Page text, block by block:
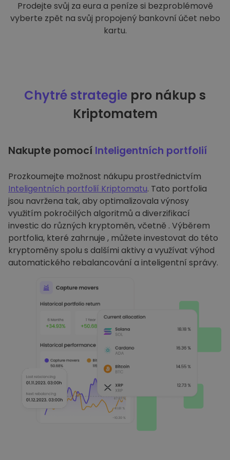
Prodejte svůj za eura a peníze si bezproblémově
vyberte zpět na svůj propojený bankovní účet nebo
kartu.
Chytré strategie pro nákup s
Kriptomatem
Nakupte pomocí Inteligentních portfolií
Prozkoumejte možnost nákupu prostřednictvím
Inteligentních portfolií Kriptomatu. Tato portfolia
jsou navržena tak, aby optimalizovala výnosy
využitím pokročilých algoritmů a diverzifikací
investic do různých kryptoměn, včetně . Výběrem
portfolia, které zahrnuje , můžete investovat do této
kryptoměny spolu s dalšími aktivy a využívat výhod
automatického rebalancování a inteligentní správy.